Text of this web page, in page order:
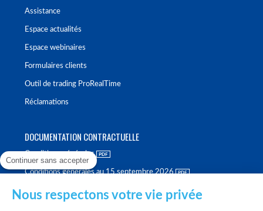
Assistance
Espace actualités
Espace webinaires
Formulaires clients
Outil de trading ProRealTime
Réclamations
DOCUMENTATION CONTRACTUELLE
Conditions générales
Conditions générales au 15 septembre 2026
Continuer sans accepter
Nous respectons votre vie privée